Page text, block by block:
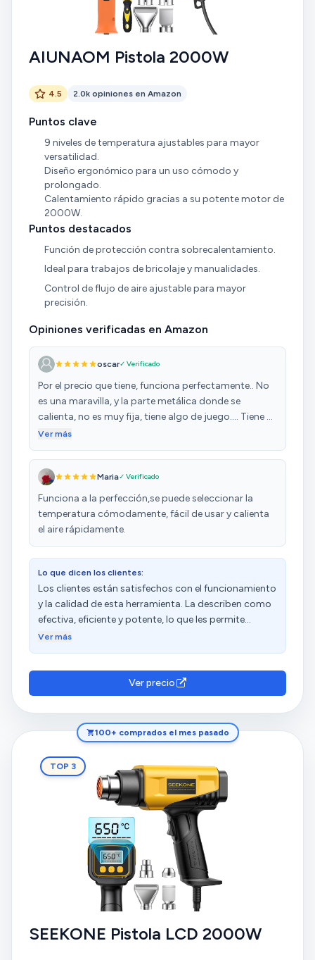
AIUNAOM Pistola 2000W
4.5 2.0k opiniones en Amazon
Puntos clave
9 niveles de temperatura ajustables para mayor
versatilidad.
Diseño ergonómico para un uso cómodo y
prolongado.
Calentamiento rápido gracias a su potente motor de
2000W.
Puntos destacados
Función de protección contra sobrecalentamiento.
Ideal para trabajos de bricolaje y manualidades.
Control de flujo de aire ajustable para mayor
precisión.
Opiniones verificadas en Amazon
oscar✓ Verificado
Por el precio que tiene, funciona perfectamente.. No
es una maravilla, y la parte metálica donde se
calienta, no es muy fija, tiene algo de juego.... Tiene 2
velocidades de aire y 8 posiciones de calor... Calidad-
potencia y 6, y ningún problema
Ver más
Maria✓ Verificado
Funciona a la perfección,se puede seleccionar la
temperatura cómodamente, fácil de usar y calienta
el aire rápidamente.
Lo que dicen los clientes:
Los clientes están satisfechos con el funcionamiento
y la calidad de esta herramienta. La describen como
efectiva, eficiente y potente, lo que les permite
trabajar de forma rápida y eficiente. Destacan su
que calienta bien e inmediatamente, con 8
posiciones de calor regulables en la rueda. Los
clientes aprecian los accesorios, el ajuste y la
potencia del producto.
Ver más
Ver precio
100+ comprados el mes pasado
TOP 3
SEEKONE Pistola LCD 2000W